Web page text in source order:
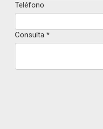
Teléfono
Consulta *